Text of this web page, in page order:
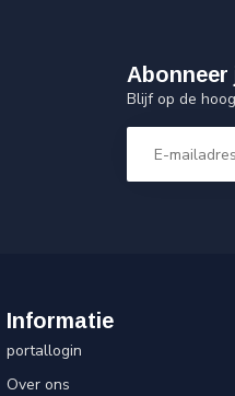
Abonneer
Blijf op de
Informatie
portallogin
Over ons